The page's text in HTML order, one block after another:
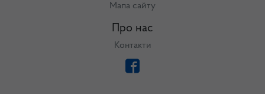
Мапа сайту
Про нас
Контакти